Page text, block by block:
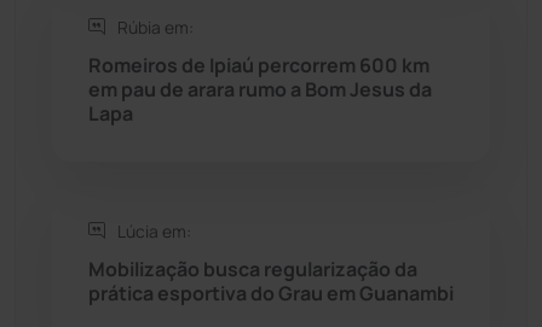
Sudoeste Baiano (1530)
Tecnologia
Rúbia em:
Romeiros de Ipiaú percorrem 600 km
em pau de arara rumo a Bom Jesus da
Lapa
Lúcia em:
Mobilização busca regularização da
prática esportiva do Grau em Guanambi